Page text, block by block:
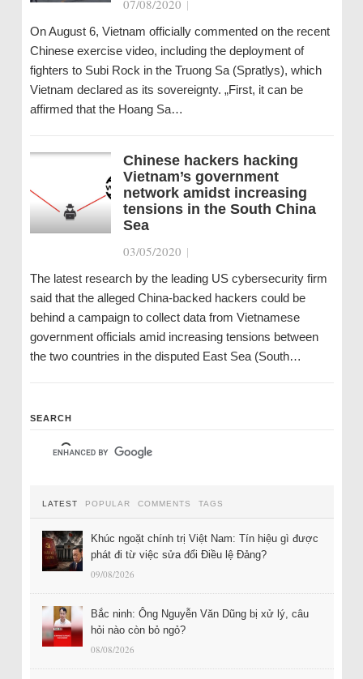
07/08/2020 |
On August 6, Vietnam officially commented on the recent
Chinese exercise video, including the deployment of
fighters to Subi Rock in the Truong Sa (Spratlys), which
Vietnam declared as its sovereignty. „First, it can be
affirmed that the Hoang Sa…
Chinese hackers hacking
Vietnam’s government
network amidst increasing
tensions in the South China
Sea
03/05/2020 |
The latest research by the leading US cybersecurity firm
said that the alleged China-backed hackers could be
behind a campaign to collect data from Vietnamese
government officials amid increasing tensions between
the two countries in the disputed East Sea (South…
SEARCH
LATEST POPULAR COMMENTS TAGS
Khúc ngoặt chính trị Việt Nam: Tín hiệu gì được
phát đi từ việc sửa đổi Điều lệ Đảng?
09/08/2026
Bắc ninh: Ông Nguyễn Văn Dũng bị xử lý, câu
hỏi nào còn bỏ ngỏ?
08/08/2026